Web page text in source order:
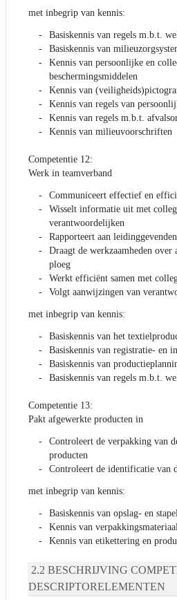
met inbegrip van kennis:
Basiskennis van regels m.b.t.
Basiskennis van
Kennis van persoonlijke en
beschermingsmiddelen
Kennis van
Kennis van regels van
Kennis van regels m.b.t.
Kennis van milieuvoorschriften
Competentie 12:
Werk in teamverband
Communiceert effectief en
Wisselt informatie uit met
verantwoordelijken
Rapporteert aan leidinggevenden
Draagt de werkzaamheden over
ploeg
Werkt efficiënt samen met
Volgt aanwijzingen van
met inbegrip van kennis:
Basiskennis van het
Basiskennis van registratie- en
Basiskennis van
Basiskennis van regels m.b.t.
Competentie 13:
Pakt afgewerkte producten in
Controleert de verpakking van
producten
Controleert de identificatie van
met inbegrip van kennis:
Basiskennis van opslag- en
Kennis van
Kennis van etikettering en
BESCHRIJVING
DESCRIPTORELEMENTEN